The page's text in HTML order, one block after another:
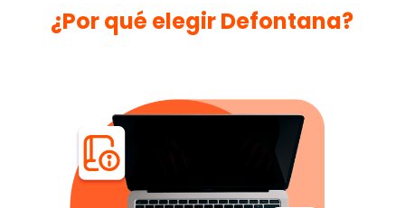
¿Por qué elegir Defontana?